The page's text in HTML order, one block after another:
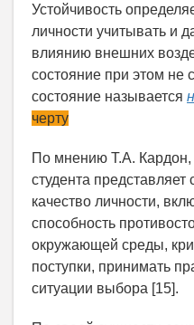
Устойчивость
личности учитывать и
влиянию внешних
состояние при этом не
состояние называется
черту
По мнению Т.А. Кардон,
студента представляет
качество личности,
способность
окружающей среды,
поступки, принимать
ситуации выбора [15].